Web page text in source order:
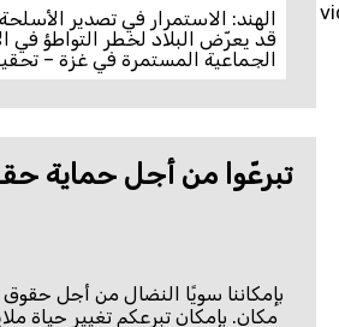
الهند: الاستمرار في تصدير
قد يعرّض البلاد لخطر التواطؤ في
الجماعية المستمرة في غزة –
تبرعّوا من أجل حماية
بإمكاننا سويًا النضال من أجل
مكان. بإمكان تبرعكم تغيير حياة